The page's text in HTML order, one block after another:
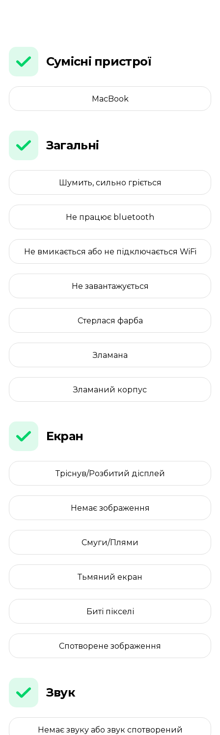
Сумісні пристрої
MacBook
Загальні
Шумить, сильно гріється
Не працює bluetooth
Не вмикається або не підключається WiFi
Не завантажується
Стерлася фарба
Зламана
Зламаний корпус
Екран
Тріснув/Розбитий дісплей
Немає зображення
Смуги/Плями
Тьмяний екран
Биті пікселі
Спотворене зображення
Звук
Немає звуку або звук спотворений